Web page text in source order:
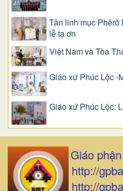
Tân linh mục
lễ tạ ơn
Việt Nam và Tòa
Giáo xứ Phúc Lộc -
Giáo xứ Phúc Lộc:
Giáo
http://
http://